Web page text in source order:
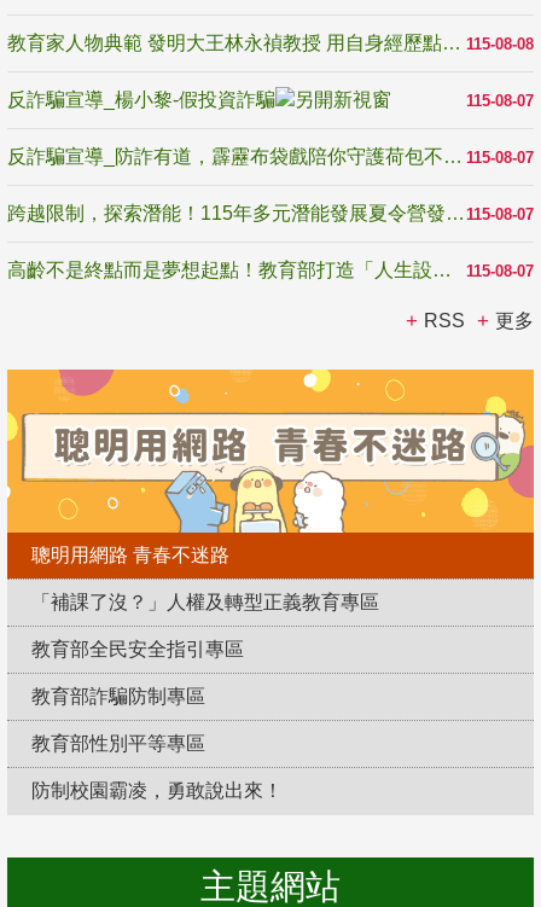
115-08-08
教育家人物典範 發明大王林永禎教授 用自身經歷點亮學生的路
115-08-07
反詐騙宣導_楊小黎-假投資詐騙
115-08-07
反詐騙宣導_防詐有道，霹靂布袋戲陪你守護荷包不受騙
115-08-07
跨越限制，探索潛能！115年多元潛能發展夏令營發掘生命無限可能
115-08-07
高齡不是終點而是夢想起點！教育部打造「人生設計夢工場」 參展第3屆高齡健康產業博覽會
RSS 更多
聰明用網路 青春不迷路
「補課了沒？」人權及轉型正義教育專區
教育部全民安全指引專區
教育部詐騙防制專區
教育部性別平等專區
防制校園霸凌，勇敢說出來！
主題網站